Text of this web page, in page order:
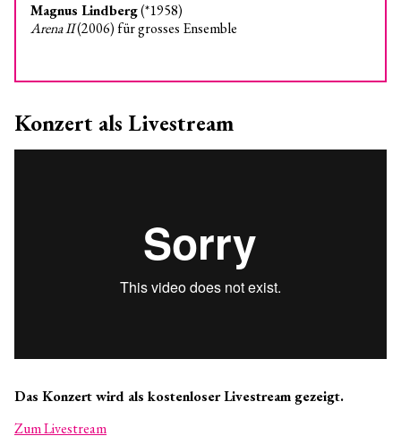
Konzert als Livestream
Das Konzert wird als kostenloser Livestream gezeigt.
Zum Livestream
Magnus Lindberg(*1958)
Arena II(2006) für grosses Ensemble